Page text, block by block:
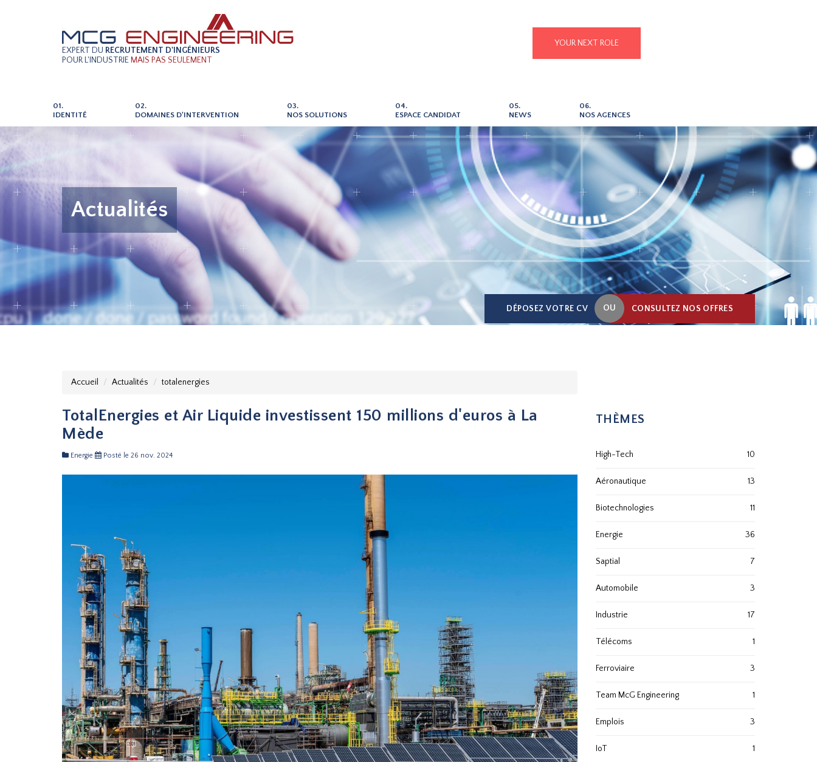
EXPERT DU RECRUTEMENT D'INGÉNIEURS
POUR L'INDUSTRIE MAIS PAS SEULEMENT
YOUR NEXT ROLE
01.
IDENTITÉ
02.
DOMAINES D'INTERVENTION
03.
NOS SOLUTIONS
04.
ESPACE CANDIDAT
05.
NEWS
06.
NOS AGENCES
Actualités
DÉPOSEZ VOTRE CV OU CONSULTEZ NOS OFFRES
Accueil Actualités totalenergies
TotalEnergies et Air Liquide investissent 150 millions d'euros à La
Mède
Energie Posté le 26 nov. 2024
THÈMES
High-Tech 10
Aéronautique 13
Biotechnologies 11
Energie 36
Saptial 7
Automobile 3
Industrie 17
Télécoms 1
Ferroviaire 3
Team McG Engineering 1
Emplois 3
IoT 1